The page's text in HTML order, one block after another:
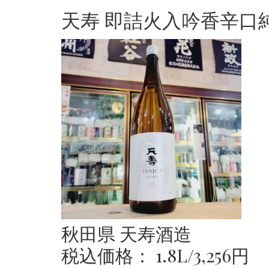
天寿 即詰火入吟香辛口
秋田県 天寿酒造
税込価格： 1.8L/3,256円